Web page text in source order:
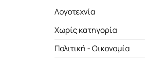
Λογοτεχνία
Χωρίς κατηγορία
Πολιτική - Οικονομία